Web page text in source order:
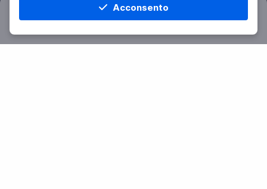
Acconsento
Home Materie Cerca Menu
Filtri Azzera